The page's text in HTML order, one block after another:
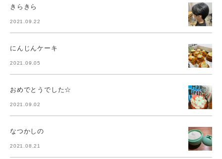
きらきら
2021.09.22
にんじんケーキ
2021.09.05
おめでとうでした☆
2021.09.02
なつかしの
2021.08.21